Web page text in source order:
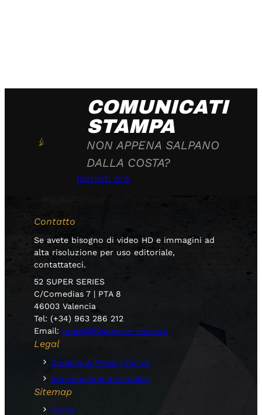
COMUNICATI
STAMPA
NON APPENA SALPANO
DALLA COSTA?
Iscriviti ora
Contatto
Se avete bisogno di video HD e immagini ad
alta risoluzione per uso editoriale,
contattateci.
52 SUPER SERIES
C/Comedias 7 | PTA 8
46003 Valencia
Tel: (+34) 963 286 212
Email: press@52superseries.com
Legal
Cookies & Privacy Policy
Impostazioni dei cookie
Sitemap
Home